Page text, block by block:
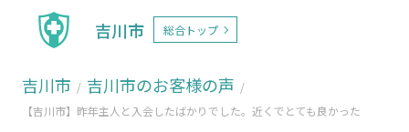
吉川市 総合トップ
吉川市 吉川市のお客様の声
【吉川市】昨年主人と入会したばかりでした。近くでとても良かった